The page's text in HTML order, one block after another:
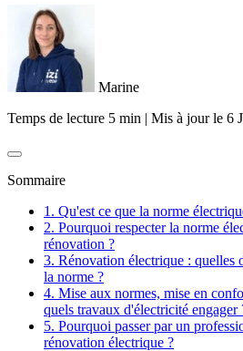
Marine
Temps de lecture 5 min | Mis à jour le 6
Sommaire
1. Qu'est ce que la norme
2. Pourquoi respecter la norme
rénovation ?
3. Rénovation électrique : quelles
la norme ?
4. Mise aux normes, mise en
quels travaux d'électricité engager
5. Pourquoi passer par un
rénovation électrique ?